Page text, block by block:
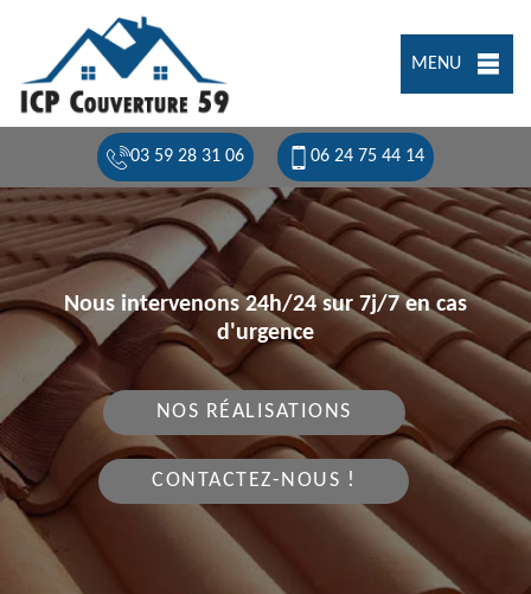
MENU
03 59 28 31 06 06 24 75 44 14
Nous intervenons 24h/24 sur 7j/7 en cas
d'urgence
NOS RÉALISATIONS
CONTACTEZ-NOUS !